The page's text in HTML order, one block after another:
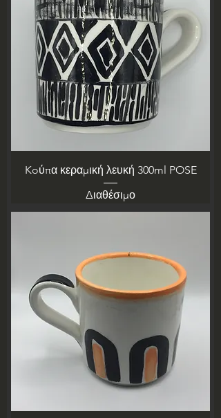
Koύπα κεραμική λευκή 300ml POSE
Διαθέσιμο